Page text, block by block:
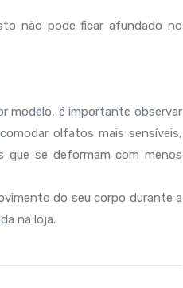
não pode ficar afundado no
modelo, é importante observar
olfatos mais sensíveis,
que se deformam com menos
do seu corpo durante a
na loja.